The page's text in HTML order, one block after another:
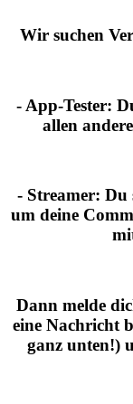
Wir suchen
- App-Tester:
allen
- Streamer: Du
um deine
Dann melde
eine Nachricht
ganz unten!)